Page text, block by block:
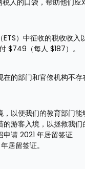
人的口袋，帮助他们应
）中征收的税收收
$749（每人 $187）。
的部门和官僚机构不存
，以便我们的教育部门能
的游客入境，以拯救我
申请 2021 年居留签证
居留签证。